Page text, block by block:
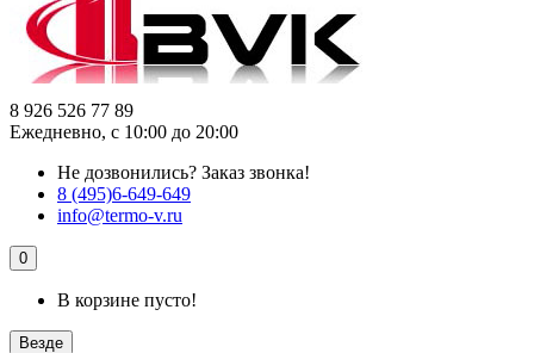
8 926 526 77 89
Ежедневно, с 10:00 до 20:00
Не дозвонились? Заказ звонка!
8 (495)6-649-649
info@termo-v.ru
0
В корзине пусто!
Везде